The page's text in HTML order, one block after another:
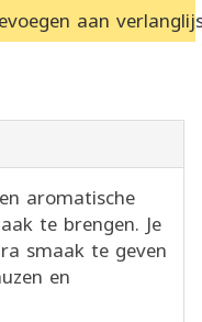
aan
aromatische
te brengen. Je
smaak te geven
en